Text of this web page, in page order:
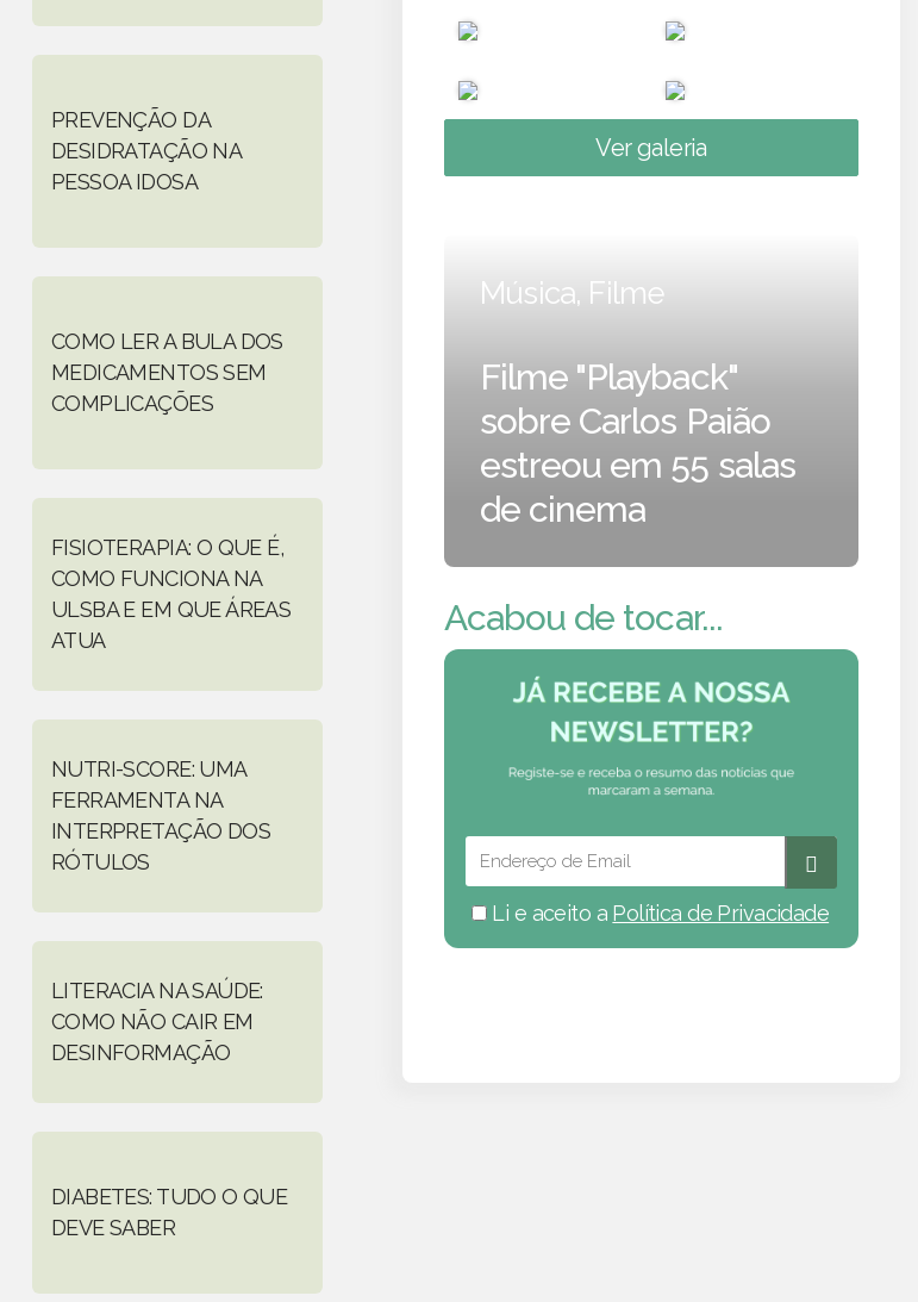
PREVENÇÃO DA
DESIDRATAÇÃO NA
PESSOA IDOSA
COMO LER A BULA DOS
MEDICAMENTOS SEM
COMPLICAÇÕES
FISIOTERAPIA: O QUE É,
COMO FUNCIONA NA
ULSBA E EM QUE ÁREAS
ATUA
NUTRI-SCORE: UMA
FERRAMENTA NA
INTERPRETAÇÃO DOS
RÓTULOS
LITERACIA NA SAÚDE:
COMO NÃO CAIR EM
DESINFORMAÇÃO
DIABETES: TUDO O QUE
DEVE SABER
Ver galeria
Música, Filme
Filme "Playback"
sobre Carlos Paião
estreou em 55 salas
de cinema
Acabou de tocar...
Li e aceito a Política de Privacidade